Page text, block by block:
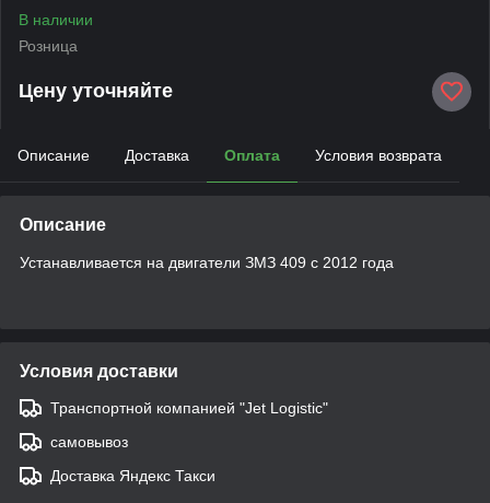
В наличии
Розница
Цену уточняйте
Описание Доставка Оплата Условия возврата
Описание
Устанавливается на двигатели ЗМЗ 409 c 2012 года
Условия доставки
Транспортной компанией "Jet Logistic"
самовывоз
Доставка Яндекс Такси